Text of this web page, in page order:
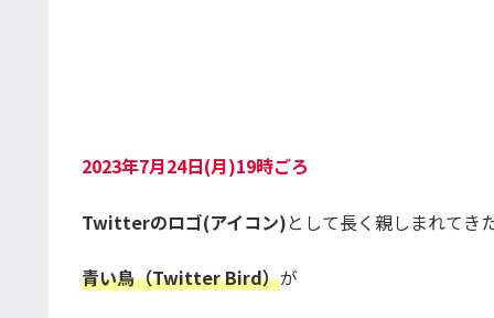
2023年7月24日(月)19時ごろ
Twitterのロゴ(アイコン)として長く親しまれてき
青い鳥（Twitter Bird）が